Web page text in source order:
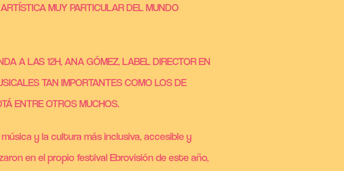
MUY PARTICULAR DEL MUNDO
A LAS 12H, ANA GÓMEZ, LABEL DIRECTOR EN
TAN IMPORTANTES COMO LOS DE
ENTRE OTROS MUCHOS.
y la cultura más inclusiva, accesible y
en el propio festival Ebrovisión de este año,